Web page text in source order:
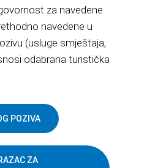
za navedene
navedene u
(usluge smještaja,
odabrana turistička
POZIVA
ZA